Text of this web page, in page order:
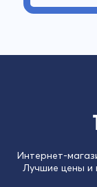
Интернет-
Лучшие цены и